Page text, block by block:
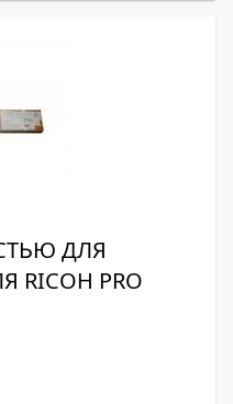
ДЛЯ
RICOH PRO